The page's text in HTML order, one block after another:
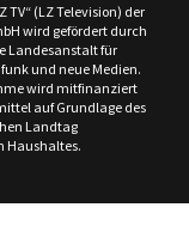
TV“ (LZ Television) der
wird gefördert durch
Landesanstalt für
und neue Medien.
wird mitfinanziert
auf Grundlage des
Landtag
Haushaltes.